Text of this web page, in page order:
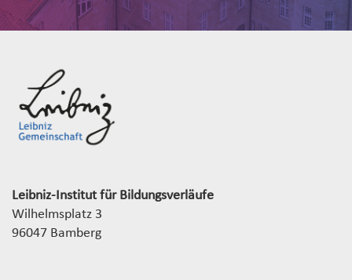
Leibniz-Institut für Bildungsverläufe
Wilhelmsplatz 3
96047 Bamberg